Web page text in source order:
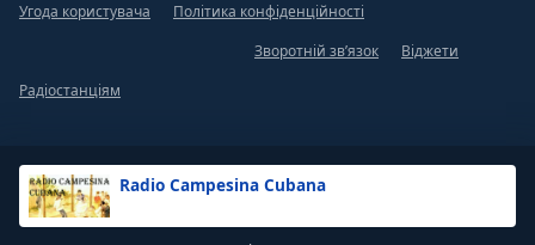
Radio Campesina Cubana
Угода користувача
Політика конфіденційності
Зворотній зв’язок
Віджети
Радіостанціям